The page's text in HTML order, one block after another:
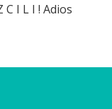
I L I ! Adios